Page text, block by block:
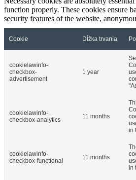
function properly. These cookies ensure
security features of the website,
Cookie Dĺžka trvania
cookielawinfo-
checkbox-
advertisement
1 year
cookielawinfo-
checkbox-analytics
11 months
in
cookielawinfo-
checkbox-functional
11 months
in